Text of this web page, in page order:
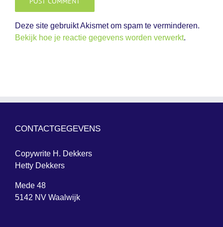
Deze site gebruikt Akismet om spam te verminderen.
Bekijk hoe je reactie gegevens worden verwerkt.
CONTACTGEGEVENS
Copywrite H. Dekkers
Hetty Dekkers
Mede 48
5142 NV Waalwijk